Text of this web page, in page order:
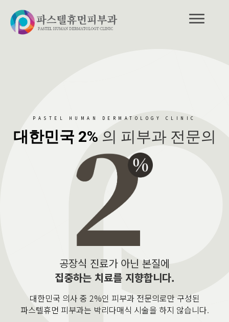
PASTEL HUMAN DERMATOLOGY CLINIC
대한민국 2% 의 피부과 전문의
공장식 진료가 아닌 본질에
집중하는 치료를 지향합니다.
대한민국 의사 중 2%인 피부과 전문의로만 구성된
파스텔휴먼 피부과는 박리다매식 시술을 하지 않습니다.